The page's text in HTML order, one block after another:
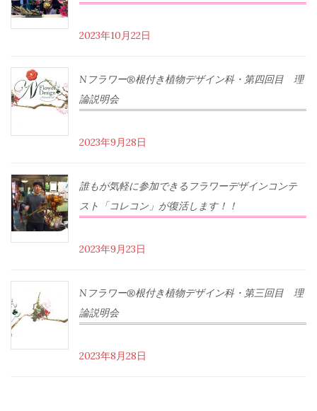
2023年10月22日
Nフラワー®根付き植物デザイン科・第四回目 理
論説明会
2023年9月28日
誰もが気軽に参加できるフラワーデザインコンテ
スト「コレコン」が復活します！！
2023年9月23日
Nフラワー®根付き植物デザイン科・第三回目 理
論説明会
2023年8月28日